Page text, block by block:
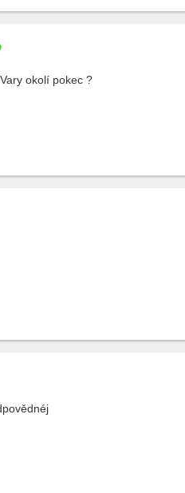
okolí pokec ?